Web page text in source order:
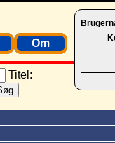
Om
Titel: